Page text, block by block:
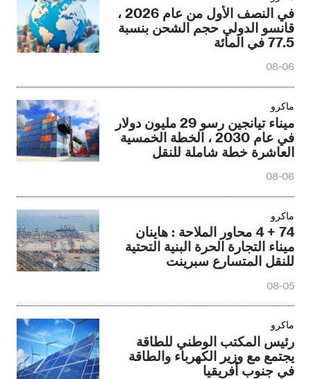
في النصف الأول من عام 2026 ،
قانسو الدولي حجم الشحن بنسبة
77.5 في المائة
08-06
ماكرو
ميناء تيانجين رسو 29 مليون دولار
في عام 2030 ، الخطة الخمسية
العاشرة خطة شاملة للنقل
08-06
ماكرو
74 + 4 محاور الملاحة : هاينان
ميناء التجارة الحرة البنية التحتية
للنقل المتسارع سبرينت
08-05
ماكرو
رئيس المكتب الوطني للطاقة
يجتمع مع وزير الكهرباء والطاقة
في جنوب أفريقيا